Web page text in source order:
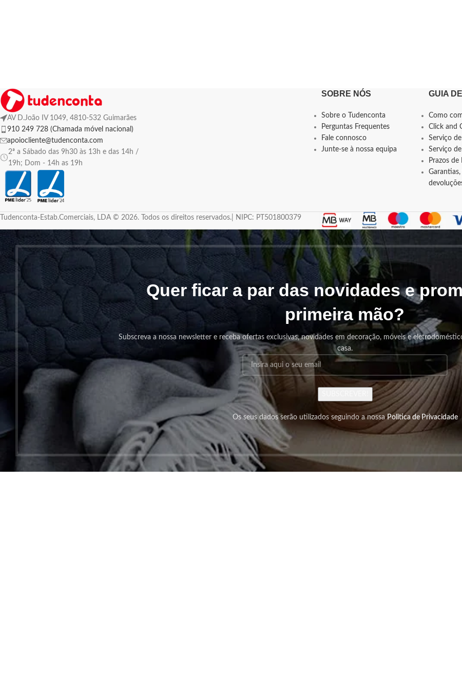
AV D.João IV 1049, 4810-532 Guimarães
910 249 728 (Chamada móvel nacional)
apoiocliente@tudenconta.com
2ª a Sábado das 9h30 às 13h e das 14h /
19h; Dom - 14h as 19h
SOBRE NÓS
Sobre o Tudenconta
Perguntas Frequentes
Fale connosco
Junte-se à nossa equipa
GUIA
Como
Click and
Serviço
Serviço
Prazos de
Tudenconta-Estab.Comerciais, LDA © 2026. Todos os direitos reservados.| NIPC: PT501800379
Quer ficar a par das novidades e
primeira mão?
Subscreva a nossa newsletter e receba ofertas exclusivas, novidades em decoração, móveis e
casa.
Os seus dados serão utilizados seguindo a nossaPolitica de Privacidade